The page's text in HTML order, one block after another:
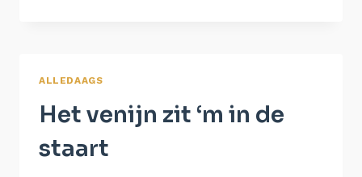
ALLEDAAGS
Het venijn zit ‘m in de
staart